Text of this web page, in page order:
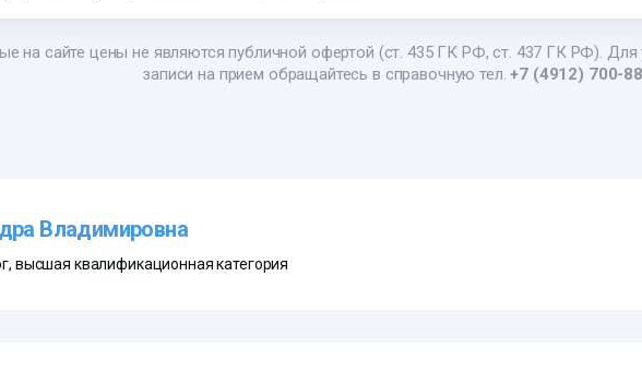
на сайте цены не являются публичной офертой (ст. 435 ГК РФ, cт. 437 ГК РФ). Для
записи на прием обращайтесь в справочную тел.+7 (4912) 700-
Владимировна
высшая квалификационная категория